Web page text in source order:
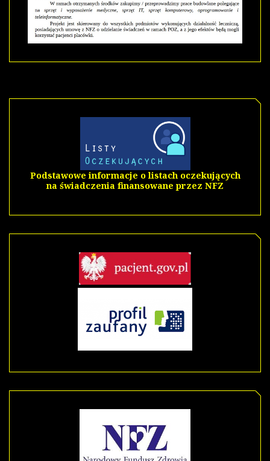
Podstawowe informacje o listach oczekujących
na świadczenia finansowane przez NFZ